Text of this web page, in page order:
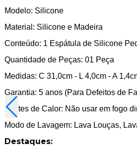
Modelo: Silicone
Material: Silicone e Madeira
Conteúdo: 1 Espátula de Silicone
Quantidade de Peças: 01 Peça
Medidas: C 31,0cm - L 4,0cm - A
Garantia: 5 anos (Para Defeitos de
Fontes de Calor: Não usar em fogo
Modo de Lavagem: Lava Louças,
Destaques: